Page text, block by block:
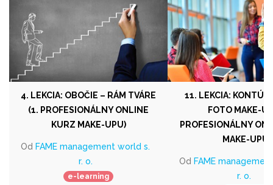
4. LEKCIA: OBOČIE – RÁM TVÁRE
(1. PROFESIONÁLNY ONLINE
KURZ MAKE-UPU)
Od FAME management world s.
r. o.
e-learning
11. LEKCIA:
FOTO MAKE-
PROFESIONÁLNY
MAKE-UPU)
Od FAME
r. o.